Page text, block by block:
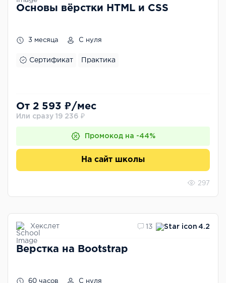
Основы вёрстки HTML и CSS
3 месяца С нуля
Сертификат Практика
От 2 593 ₽/мес
Или сразу 19 236 ₽
Промокод на -44%
На сайт школы
297
Хекслет 13 4.2
Верстка на Bootstrap
60 часов С нуля